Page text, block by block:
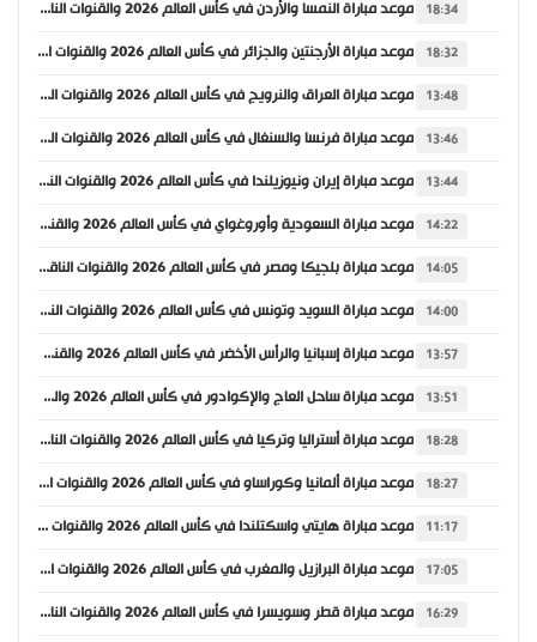
18:34 موعد مباراة النمسا والأردن في كأس العالم 2026 والقنوات الناقلة
18:32 موعد مباراة الأرجنتين والجزائر في كأس العالم 2026 والقنوات الناقلة
13:48 موعد مباراة العراق والنرويج في كأس العالم 2026 والقنوات الناقلة
13:46 موعد مباراة فرنسا والسنغال في كأس العالم 2026 والقنوات الناقلة
13:44 موعد مباراة إيران ونيوزيلندا في كأس العالم 2026 والقنوات الناقلة
14:22 موعد مباراة السعودية وأوروغواي في كأس العالم 2026 والقنوات الناقلة
14:05 موعد مباراة بلجيكا ومصر في كأس العالم 2026 والقنوات الناقلة
14:00 موعد مباراة السويد وتونس في كأس العالم 2026 والقنوات الناقلة
13:57 موعد مباراة إسبانيا والرأس الأخضر في كأس العالم 2026 والقنوات الناقلة
13:51 موعد مباراة ساحل العاج والإكوادور في كأس العالم 2026 والقنوات الناقلة
18:28 موعد مباراة أستراليا وتركيا في كأس العالم 2026 والقنوات الناقلة
18:27 موعد مباراة ألمانيا وكوراساو في كأس العالم 2026 والقنوات الناقلة
11:17 موعد مباراة هايتي واسكتلندا في كأس العالم 2026 والقنوات الناقلة
17:05 موعد مباراة البرازيل والمغرب في كأس العالم 2026 والقنوات الناقلة
16:29 موعد مباراة قطر وسويسرا في كأس العالم 2026 والقنوات الناقلة